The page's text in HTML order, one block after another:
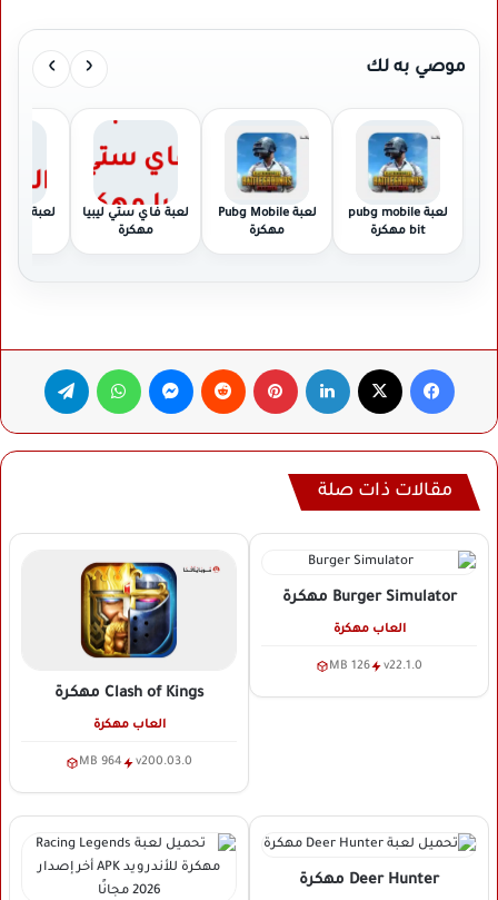
موصي به لك ‹
›
لعبة pubg mobile
bit مهكرة
لعبة Pubg Mobile
مهكرة
لعبة فاي ستي ليبيا
مهكرة
لعبة
فيسبوك لينكدإن بينتيريست ماسنجر واتساب
مقالات ذات صلة
Burger Simulator مهكرة
العاب مهكرة
v22.1.0
126 MB
Clash of Kings مهكرة
العاب مهكرة
v200.03.0
964 MB
Deer Hunter مهكرة